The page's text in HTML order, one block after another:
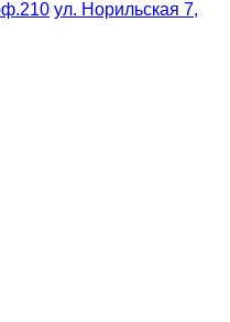
ул. Норильская 7,